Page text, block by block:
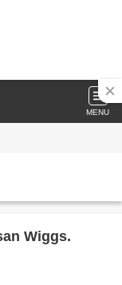
MENU
Wiggs.